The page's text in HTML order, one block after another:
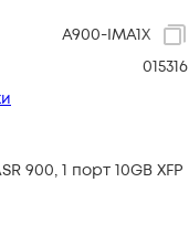
A900-IMA1X
015316
900, 1 порт 10GB XFP